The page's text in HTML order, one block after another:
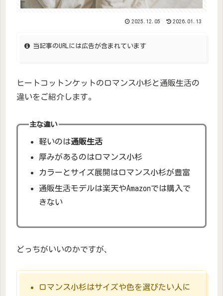
2025.12.05 2026.01.13
当記事のURLには広告が含まれています
ヒートコットンケットのロマンス小杉と通販生活の
違いをご紹介します。
主な違い
軽いのは通販生活
厚みがあるのはロマンス小杉
カラーとサイズ展開はロマンス小杉が豊富
通販生活モデルは楽天やAmazonでは購入で
きない
どっちがいいのかですが、
ロマンス小杉はサイズや色を選びたい人に